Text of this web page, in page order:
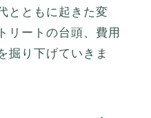
とともに起きた変
リートの台頭、費用
掘り下げていきま